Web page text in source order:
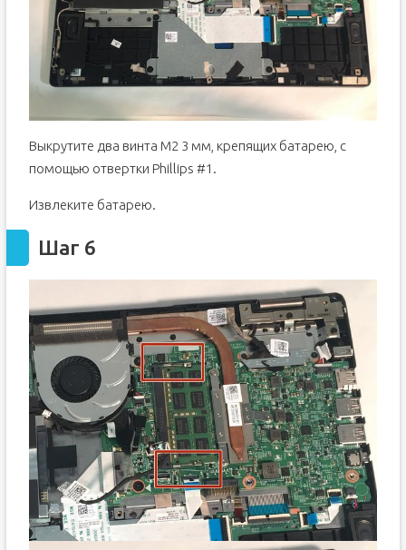
Выкрутите два винта M2 3 мм, крепящих батарею, с
помощью отвертки Phillips #1.
Извлеките батарею.
Шаг 6